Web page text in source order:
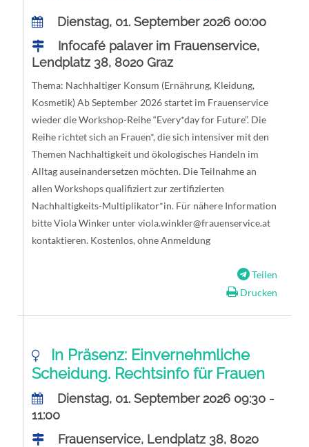
Dienstag, 01. September 2026 00:00
Infocafé palaver im Frauenservice,
Lendplatz 38, 8020 Graz
Thema: Nachhaltiger Konsum (Ernährung, Kleidung,
Kosmetik) Ab September 2026 startet im Frauenservice
wieder die Workshop-Reihe “Every*day for Future”. Die
Reihe richtet sich an Frauen*, die sich intensiver mit den
Themen Nachhaltigkeit und ökologisches Handeln im
Alltag auseinandersetzen möchten. Die Teilnahme an
allen Workshops qualifiziert zur zertifizierten
Nachhaltigkeits-Multiplikator*in. Für nähere Information
bitte Viola Winker unterviola.winkler@frauenservice.at
kontaktieren. Kostenlos, ohne Anmeldung
Teilen
Drucken
In Präsenz: Einvernehmliche
Scheidung. Rechtsinfo für Frauen
Dienstag, 01. September 2026 09:30 -
11:00
Frauenservice, Lendplatz 38, 8020